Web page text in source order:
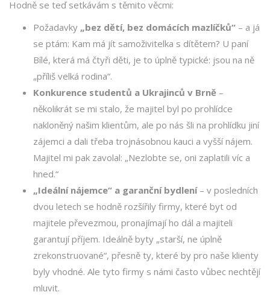
Hodně se teď setkávám s těmito věcmi:
Požadavky „bez dětí, bez domácích mazlíčků“ – a já
se ptám: Kam má jít samoživitelka s dítětem? U paní
Bílé, která má čtyři děti, je to úplně typické: jsou na ně
„příliš velká rodina“.
Konkurence studentů a Ukrajinců v Brně –
několikrát se mi stalo, že majitel byl po prohlídce
nakloněný našim klientům, ale po nás šli na prohlídku jiní
zájemci a dali třeba trojnásobnou kauci a vyšší nájem.
Majitel mi pak zavolal: „Nezlobte se, oni zaplatili víc a
hned.“
„Ideální nájemce“ a garanční bydlení – v posledních
dvou letech se hodně rozšířily firmy, které byt od
majitele převezmou, pronajímají ho dál a majiteli
garantují příjem. Ideálně byty „starší, ne úplně
zrekonstruované“, přesně ty, které by pro naše klienty
byly vhodné. Ale tyto firmy s námi často vůbec nechtějí
mluvit.